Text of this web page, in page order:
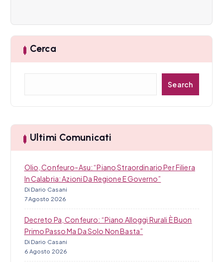
a
o
l
Cerca
a
Search
Ultimi Comunicati
Olio, Confeuro-Asu: “Piano Straordinario Per Filiera
In Calabria: Azioni Da Regione E Governo”
Di Dario Casani
7 Agosto 2026
Decreto Pa, Confeuro: “Piano Alloggi Rurali È Buon
Primo Passo Ma Da Solo Non Basta”
Di Dario Casani
6 Agosto 2026